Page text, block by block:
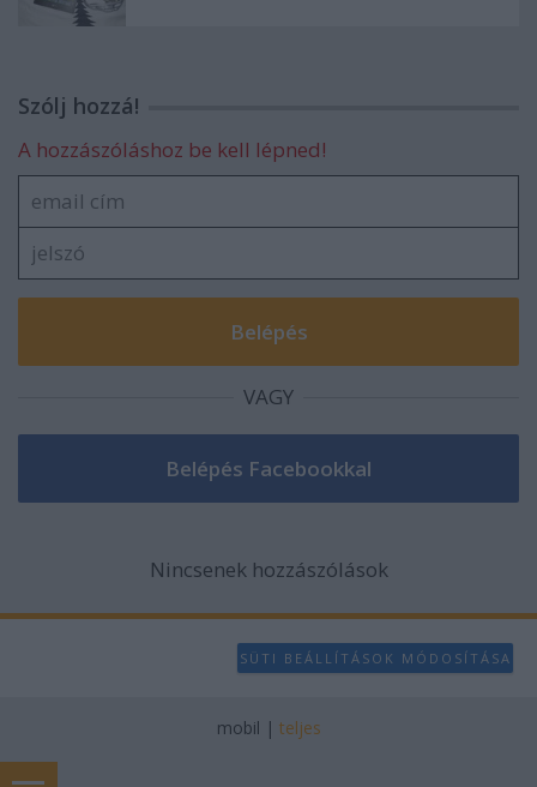
Szólj hozzá!
A hozzászóláshoz be kell lépned!
VAGY
Nincsenek hozzászólások
SÜTI BEÁLLÍTÁSOK MÓDOSÍTÁSA
mobil | teljes